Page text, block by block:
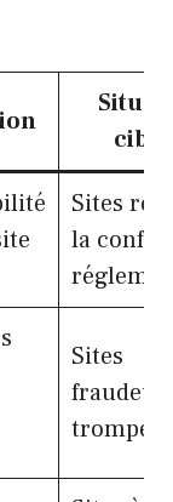
Sites
la
Sites